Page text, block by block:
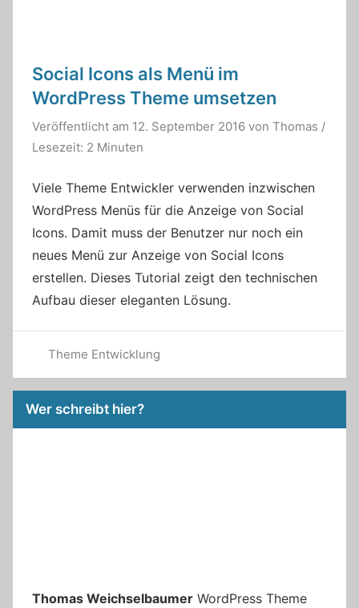
Social Icons als Menü im
WordPress Theme umsetzen
Veröffentlicht am 12. September 2016 von Thomas /
Lesezeit: 2 Minuten
Viele Theme Entwickler verwenden inzwischen
WordPress Menüs für die Anzeige von Social
Icons. Damit muss der Benutzer nur noch ein
neues Menü zur Anzeige von Social Icons
erstellen. Dieses Tutorial zeigt den technischen
Aufbau dieser eleganten Lösung.
Theme Entwicklung
Wer schreibt hier?
Thomas Weichselbaumer WordPress Theme